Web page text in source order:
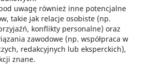
uwagę również inne potencjalne
takie jak relacje osobiste (np.
konflikty personalne) oraz
zawodowe (np. współpraca w
redakcyjnych lub eksperckich),
znane.